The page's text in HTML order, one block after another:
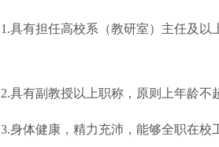
1.具有担任高校系（教研室）主任及
2.具有副教授以上职称，原则上年龄不
3.身体健康，精力充沛，能够全职在校